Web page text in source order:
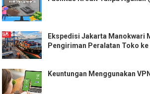
Ekspedisi Jakarta Manokwari
Pengiriman Peralatan Toko ke
Keuntungan Menggunakan